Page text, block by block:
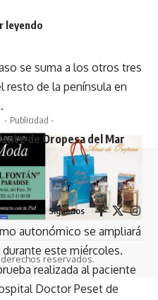
Microbiología en
se suma a los otros tres
resto de la península en
- Publicidad -
autonómico se ampliará
este miércoles.
realizada al paciente
Doctor Peset de
leyendo
de Oropesa del Mar
Síguenos
reservados.